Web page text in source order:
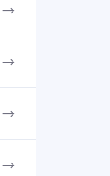
→
→
→
→